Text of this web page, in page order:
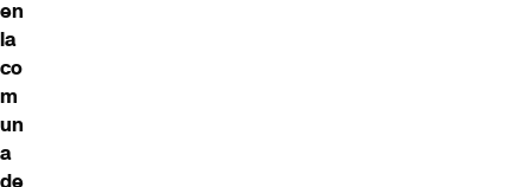
en
la
co
m
un
a
de